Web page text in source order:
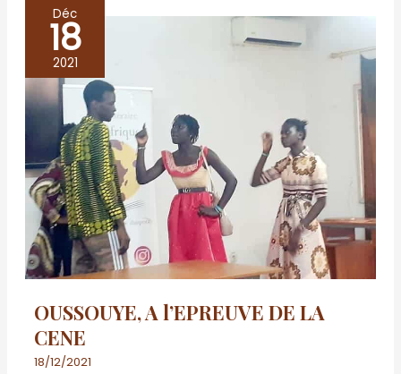
Déc
18
2021
OUSSOUYE, A l’EPREUVE DE LA
CENE
18/12/2021
OUSSOUYE,
l’EPREUVE
DE
CENE